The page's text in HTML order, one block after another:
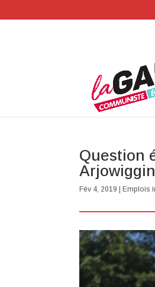
Question
Fév 4, 2019 |Emplois